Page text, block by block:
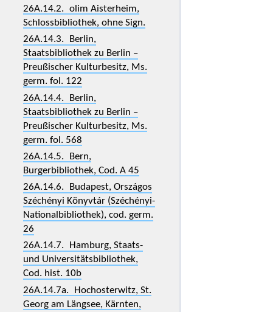
26A.14.2. olim Aisterheim,
Schlossbibliothek, ohne Sign.
26A.14.3. Berlin,
Staatsbibliothek zu Berlin –
Preußischer Kulturbesitz, Ms.
germ. fol. 122
26A.14.4. Berlin,
Staatsbibliothek zu Berlin –
Preußischer Kulturbesitz, Ms.
germ. fol. 568
26A.14.5. Bern,
Burgerbibliothek, Cod. A 45
26A.14.6. Budapest, Országos
Széchényi Könyvtár (Széchényi-
Nationalbibliothek), cod. germ.
26
26A.14.7. Hamburg, Staats-
und Universitätsbibliothek,
Cod. hist. 10b
26A.14.7a. Hochosterwitz, St.
Georg am Längsee, Kärnten,